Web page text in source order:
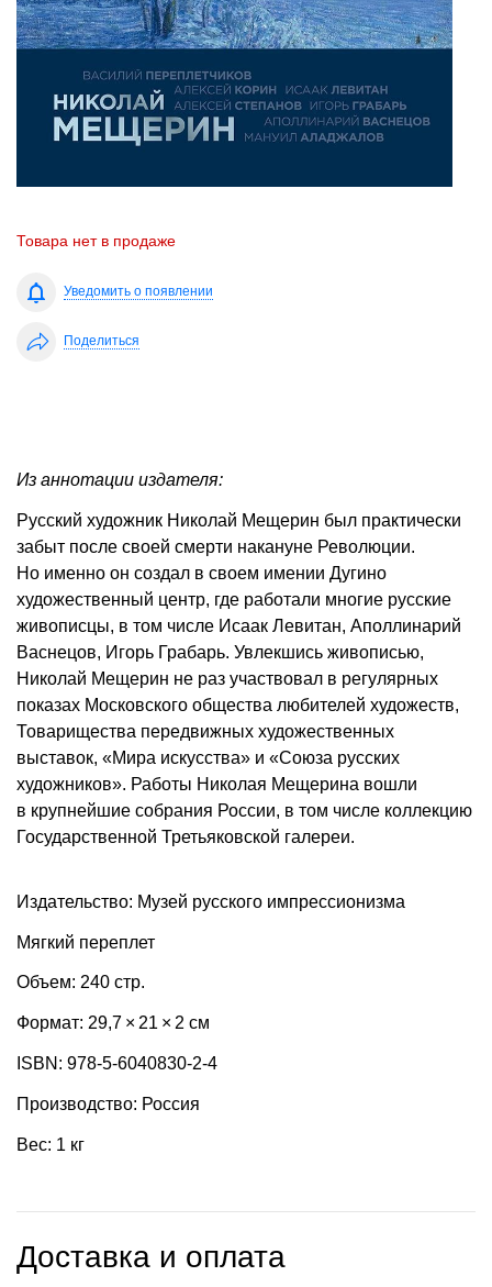
Товара нет в продаже
Уведомить о появлении
Поделиться
Из аннотации издателя:
Русский художник Николай Мещерин был практически
забыт после своей смерти накануне Революции.
Но именно он создал в своем имении Дугино
художественный центр, где работали многие русские
живописцы, в том числе Исаак Левитан, Аполлинарий
Васнецов, Игорь Грабарь. Увлекшись живописью,
Николай Мещерин не раз участвовал в регулярных
показах Московского общества любителей художеств,
Товарищества передвижных художественных
выставок, «Мира искусства» и «Союза русских
художников». Работы Николая Мещерина вошли
в крупнейшие собрания России, в том числе коллекцию
Государственной Третьяковской галереи.
Издательство: Музей русского импрессионизма
Мягкий переплет
Объем: 240 стр.
Формат: 29,7 × 21 × 2 см
ISBN: 978-5-6040830-2-4
Производство: Россия
Вес: 1 кг
Доставка и оплата